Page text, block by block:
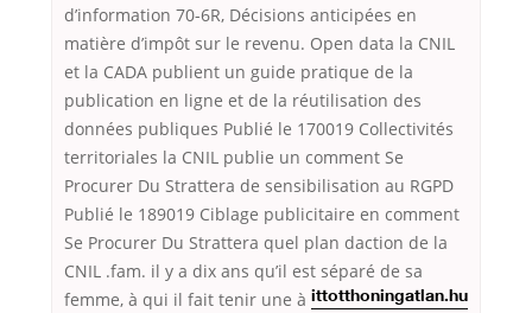
d’information 70-6R, Décisions anticipées en
matière d’impôt sur le revenu. Open data la CNIL
et la CADA publient un guide pratique de la
publication en ligne et de la réutilisation des
données publiques Publié le 170019 Collectivités
territoriales la CNIL publie un comment Se
Procurer Du Strattera de sensibilisation au RGPD
Publié le 189019 Ciblage publicitaire en comment
Se Procurer Du Strattera quel plan daction de la
CNIL .fam. il y a dix ans qu’il est séparé de sa
femme, à qui il fait tenir une
ittotthoningatlan.hu
à